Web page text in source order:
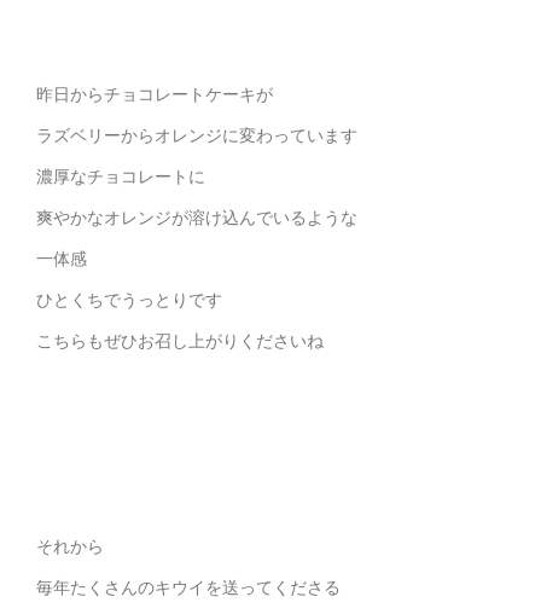
昨日からチョコレートケーキが
ラズベリーからオレンジに変わっています
濃厚なチョコレートに
爽やかなオレンジが溶け込んでいるような
一体感
ひとくちでうっとりです
こちらもぜひお召し上がりくださいね
それから
毎年たくさんのキウイを送ってくださる